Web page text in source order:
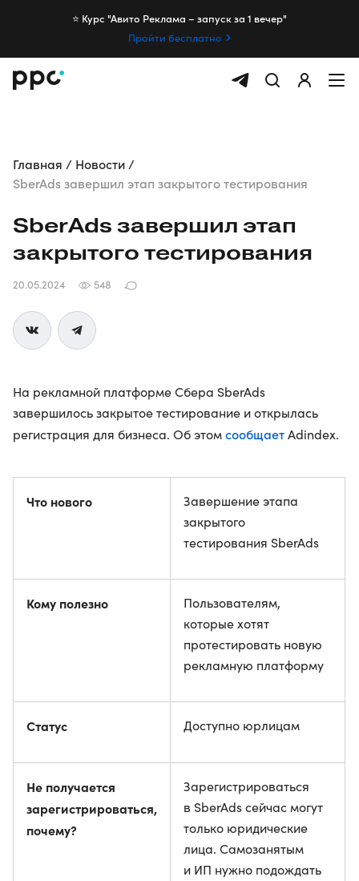
⭐️ Курс "Авито Реклама – запуск за 1 вечер"
Пройти бесплатно
Главная
Новости
SberAds завершил этап закрытого тестирования
SberAds завершил этап
закрытого тестирования
20.05.2024 548
На рекламной платформе Сбера SberAds
завершилось закрытое тестирование и открылась
регистрация для бизнеса. Об этомсообщаетAdindex.
Что нового
Завершение этапа
закрытого
тестирования SberAds
Кому полезно
Пользователям,
которые хотят
протестировать новую
рекламную платформу
Статус Доступно юрлицам
Не получается
зарегистрироваться,
почему?
Зарегистрироваться
в SberAds сейчас могут
только юридические
лица. Самозанятым
и ИП нужно подождать